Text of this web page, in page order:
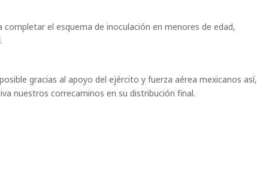
el esquema de inoculación en menores de edad,
gracias al apoyo del ejército y fuerza aérea mexicanos así,
nuestros correcaminos en su distribución final.